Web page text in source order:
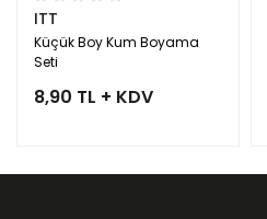
ITT
Küçük Boy Kum Boyama
Seti
8,90 TL + KDV